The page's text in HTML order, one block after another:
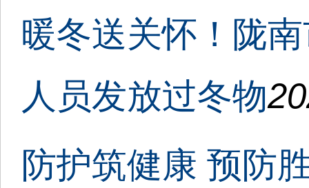
暖冬送关怀！陇
人员发放过冬物
防护筑健康 预防